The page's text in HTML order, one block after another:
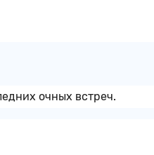
очных встреч.